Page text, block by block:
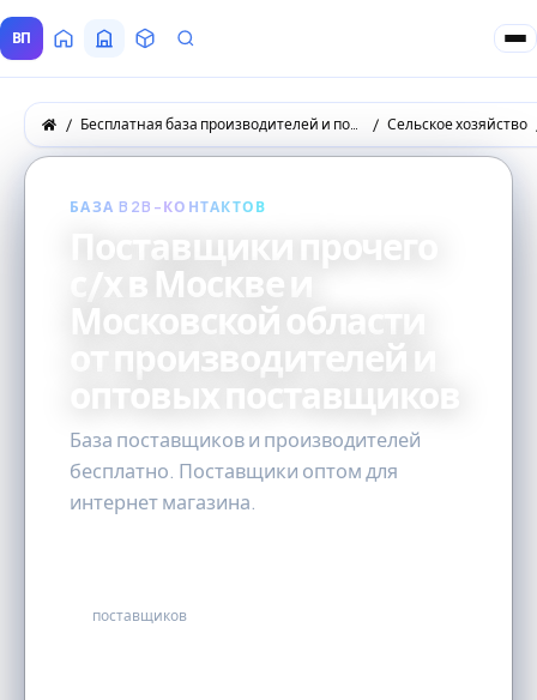
ВП ГлавнаяВсе Поставщики
ТоварыЗапросы покупателей
Бесплатная база производителей и поставщиков товаров оптом Сельское хозяйство
БАЗА B2B-КОНТАКТОВ
Поставщики прочего
с/х в Москве и
Московской области
от производителей и
оптовых поставщиков
База поставщиков и производителей
бесплатно. Поставщики оптом для
интернет магазина.
поставщиков